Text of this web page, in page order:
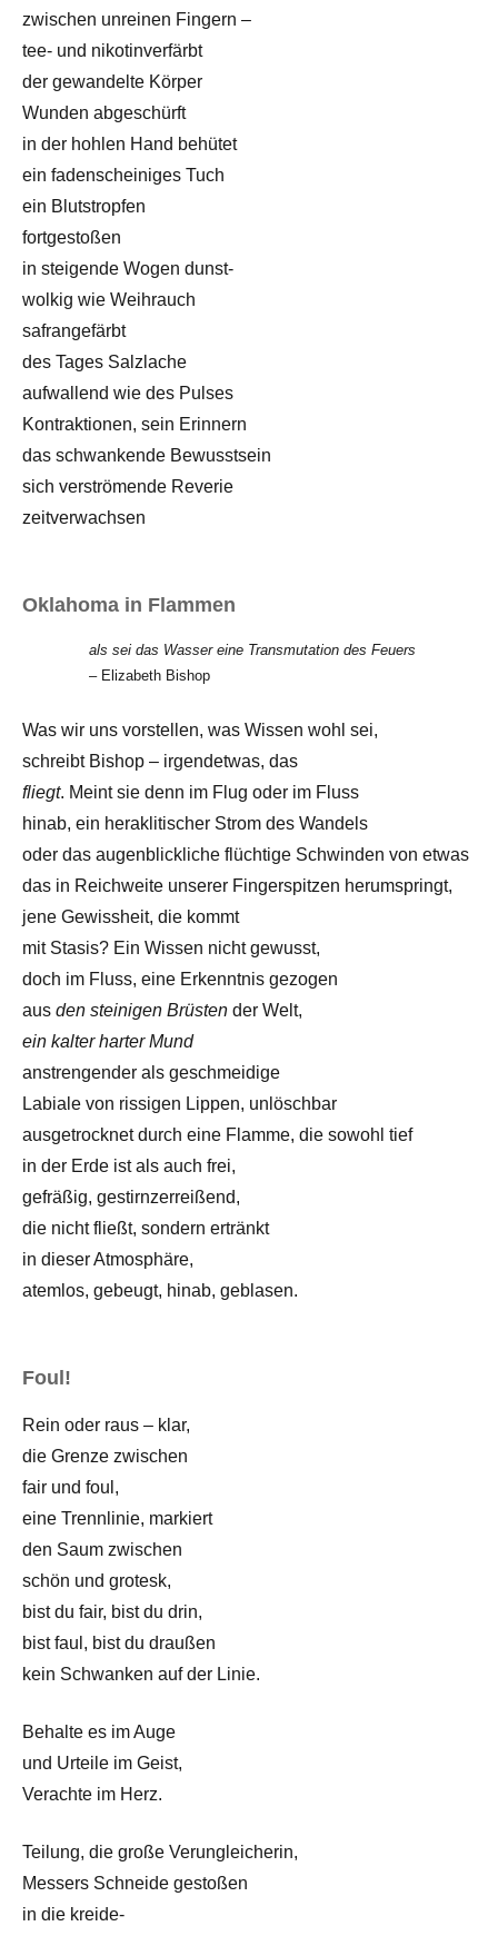
zwischen unreinen Fingern –
tee- und nikotinverfärbt
der gewandelte Körper
Wunden abgeschürft
in der hohlen Hand behütet
ein fadenscheiniges Tuch
ein Blutstropfen
fortgestoßen
in steigende Wogen dunst-
wolkig wie Weihrauch
safrangefärbt
des Tages Salzlache
aufwallend wie des Pulses
Kontraktionen, sein Erinnern
das schwankende Bewusstsein
sich verströmende Reverie
zeitverwachsen
Oklahoma in Flammen
als sei das Wasser eine Transmutation des Feuers
– Elizabeth Bishop
Was wir uns vorstellen, was Wissen wohl sei,
schreibt Bishop – irgendetwas, das
fliegt. Meint sie denn im Flug oder im Fluss
hinab, ein heraklitischer Strom des Wandels
oder das augenblickliche flüchtige Schwinden von etwas
das in Reichweite unserer Fingerspitzen herumspringt,
jene Gewissheit, die kommt
mit Stasis? Ein Wissen nicht gewusst,
doch im Fluss, eine Erkenntnis gezogen
aus den steinigen Brüsten der Welt,
ein kalter harter Mund
anstrengender als geschmeidige
Labiale von rissigen Lippen, unlöschbar
ausgetrocknet durch eine Flamme, die sowohl tief
in der Erde ist als auch frei,
gefräßig, gestirnzerreißend,
die nicht fließt, sondern ertränkt
in dieser Atmosphäre,
atemlos, gebeugt, hinab, geblasen.
Foul!
Rein oder raus – klar,
die Grenze zwischen
fair und foul,
eine Trennlinie, markiert
den Saum zwischen
schön und grotesk,
bist du fair, bist du drin,
bist faul, bist du draußen
kein Schwanken auf der Linie.
Behalte es im Auge
und Urteile im Geist,
Verachte im Herz.
Teilung, die große Verungleicherin,
Messers Schneide gestoßen
in die kreide-